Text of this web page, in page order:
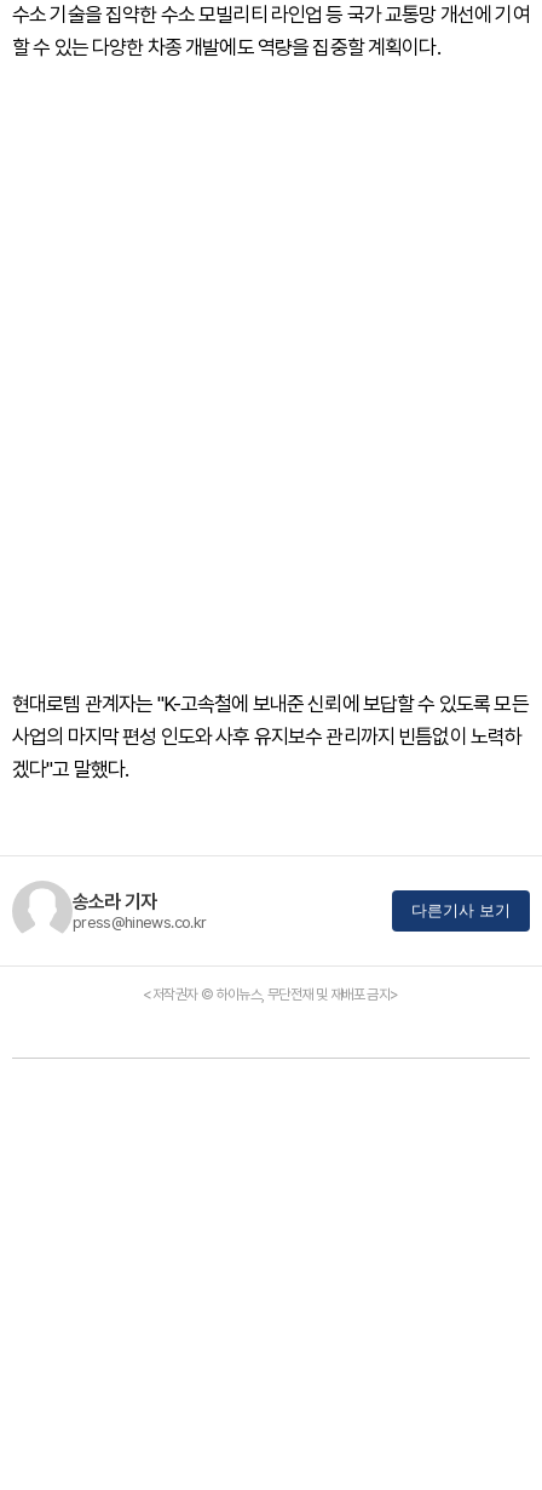
수소 기술을 집약한 수소 모빌리티 라인업 등 국가 교통망 개선에 기여
할 수 있는 다양한 차종 개발에도 역량을 집중할 계획이다.
현대로템 관계자는 "K-고속철에 보내준 신뢰에 보답할 수 있도록 모든
사업의 마지막 편성 인도와 사후 유지보수 관리까지 빈틈없이 노력하
겠다"고 말했다.
송소라 기자
press@hinews.co.kr
다른기사 보기
<저작권자 © 하이뉴스, 무단전재 및 재배포 금지>